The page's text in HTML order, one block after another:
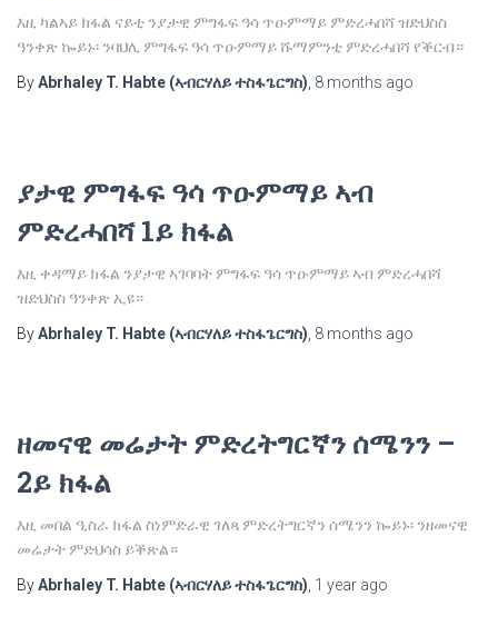
እዚ ካልኣይ ክፋል ናይቲ ንያታዊ ምግፋፍ ዓሳ ጥዑምማይ ምድረሓበሻ ዝድህስስ
ዓንቀጽ ኰይኑ፡ ንባህሊ ምግፋፍ ዓሳ ጥዑምማይ ሹማምንቲ ምድረሓበሻ የቕርብ።
ByAbrhaley T. Habte (ኣብርሃለይ ተስፋጌርግስ) 8 months ago
ያታዊ ምግፋፍ ዓሳ ጥዑምማይ ኣብ
ምድረሓበሻ 1ይ ክፋል
እዚ ቀዳማይ ክፋል ንያታዊ ኣገባባት ምግፋፍ ዓሳ ጥዑምማይ ኣብ ምድረሓበሻ
ዝድህስስ ዓንቀጽ ኢዩ።
ByAbrhaley T. Habte (ኣብርሃለይ ተስፋጌርግስ) 8 months ago
ዘመናዊ መሬታት ምድረትግርኛን ሰሜንን –
2ይ ክፋል
እዚ መበል ዒስራ ክፋል ስነምድራዊ ገለጻ ምድረትግርኛን ሰሜንን ኰይኑ፡ ንዘመናዊ
መሬታት ምድህሳስ ይቕጽል።
ByAbrhaley T. Habte (ኣብርሃለይ ተስፋጌርግስ) 1 year ago